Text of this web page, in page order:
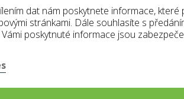
dat nám poskytnete informace,
stránkami. Dále souhlasíte s
Vámi poskytnuté informace jsou